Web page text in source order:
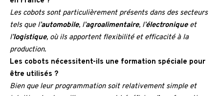
Les cobots sont particulièrement présents dans des secteurs
tels que l’automobile, l’agroalimentaire, l’électroniqueet
l’logistique, où ils apportent flexibilité et efficacité à la
production.
Les cobots nécessitent-ils une formation spéciale pour
être utilisés ?
Bien que leur programmation soit relativement simple et